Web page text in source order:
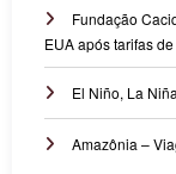
Fundação
EUA após tarifas
El Niño, La Niña
Amazônia –